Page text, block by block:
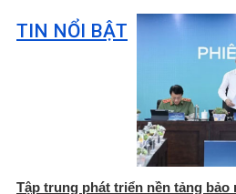
TIN NỔI BẬT
Tập trung phát triển nền tảng bảo